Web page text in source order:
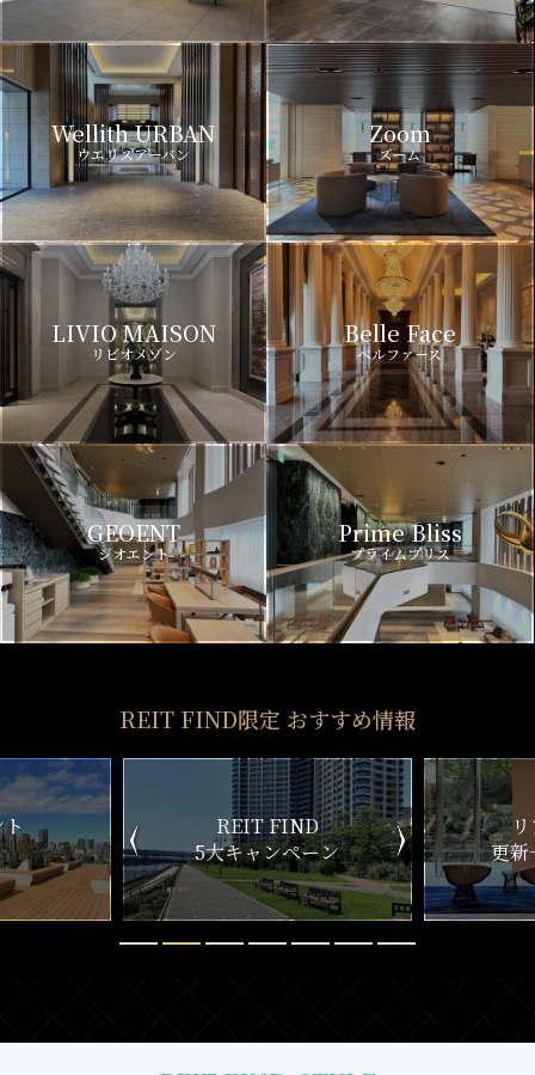
Wellith URBAN
ウエリスアーバン
Zoom
ズーム
LIVIO MAISON
リビオメゾン
Belle Face
ベルファース
GEOENT
ジオエント
Prime Bliss
プライムブリス
REIT FIND限定 おすすめ情報
ン
リアルタイム
更新一覧チェック
新